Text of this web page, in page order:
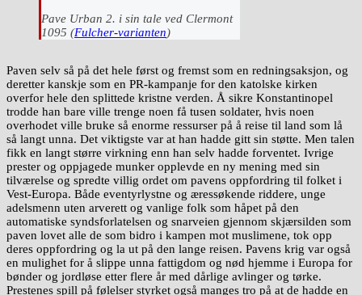
Pave Urban 2. i sin tale ved Clermont
1095 (Fulcher-varianten)
Paven selv så på det hele først og fremst som en redningsaksjon, og
deretter kanskje som en PR-kampanje for den katolske kirken
overfor hele den splittede kristne verden. Å sikre Konstantinopel
trodde han bare ville trenge noen få tusen soldater, hvis noen
overhodet ville bruke så enorme ressurser på å reise til land som lå
så langt unna. Det viktigste var at han hadde gitt sin støtte. Men talen
fikk en langt større virkning enn han selv hadde forventet. Ivrige
prester og oppjagede munker opplevde en ny mening med sin
tilværelse og spredte villig ordet om pavens oppfordring til folket i
Vest-Europa. Både eventyrlystne og æressøkende riddere, unge
adelsmenn uten arverett og vanlige folk som håpet på den
automatiske syndsforlatelsen og snarveien gjennom skjærsilden som
paven lovet alle de som bidro i kampen mot muslimene, tok opp
deres oppfordring og la ut på den lange reisen. Pavens krig var også
en mulighet for å slippe unna fattigdom og nød hjemme i Europa for
bønder og jordløse etter flere år med dårlige avlinger og tørke.
Prestenes spill på følelser styrket også manges tro på at de hadde en